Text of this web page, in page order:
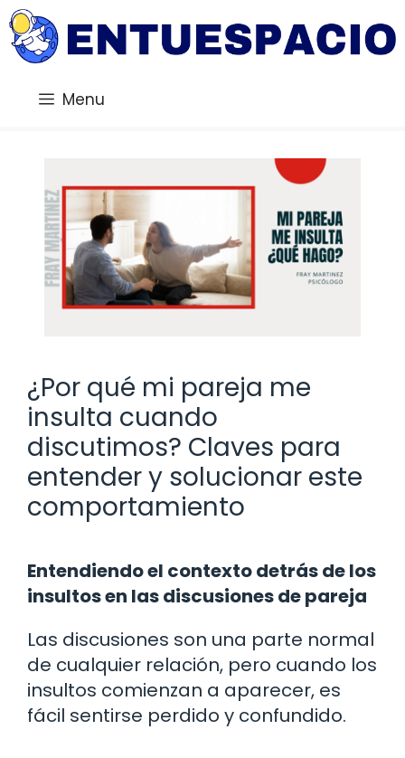
Saltar
al
contenido
Menu
¿Por qué mi pareja me
insulta cuando
discutimos? Claves para
entender y solucionar este
comportamiento
Entendiendo el contexto detrás de los
insultos en las discusiones de pareja
Las discusiones son una parte normal
de cualquier relación, pero cuando los
insultos comienzan a aparecer, es
fácil sentirse perdido y confundido.